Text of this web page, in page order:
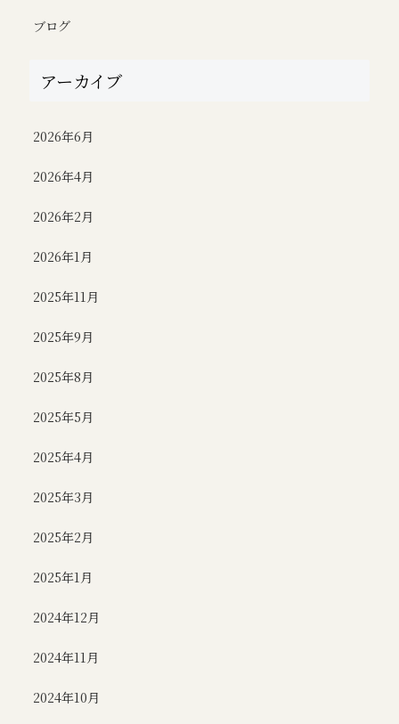
ブログ
アーカイブ
2026年6月
2026年4月
2026年2月
2026年1月
2025年11月
2025年9月
2025年8月
2025年5月
2025年4月
2025年3月
2025年2月
2025年1月
2024年12月
2024年11月
2024年10月